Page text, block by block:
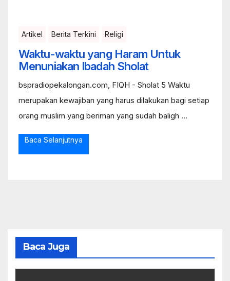
Artikel Berita Terkini Religi
Waktu-waktu yang Haram Untuk
Menuniakan Ibadah Sholat
bspradiopekalongan.com, FIQH - Sholat 5 Waktu
merupakan kewajiban yang harus dilakukan bagi setiap
orang muslim yang beriman yang sudah baligh ...
Baca Selanjutnya
Baca Juga